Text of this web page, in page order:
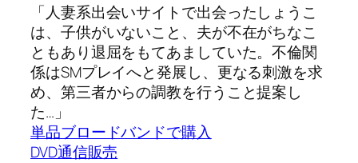
「人妻系出会いサイトで出会ったしょうこ
は、子供がいないこと、夫が不在がちなこ
ともあり退屈をもてあましていた。不倫関
係はSMプレイへと発展し、更なる刺激を求
め、第三者からの調教を行うこと提案し
た…」
単品ブロードバンドで購入
DVD通信販売